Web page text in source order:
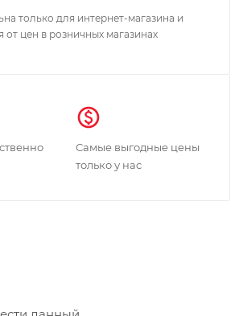
только для интернет-магазина и
от цен в розничных магазинах
Самые выгодные цены
только у нас